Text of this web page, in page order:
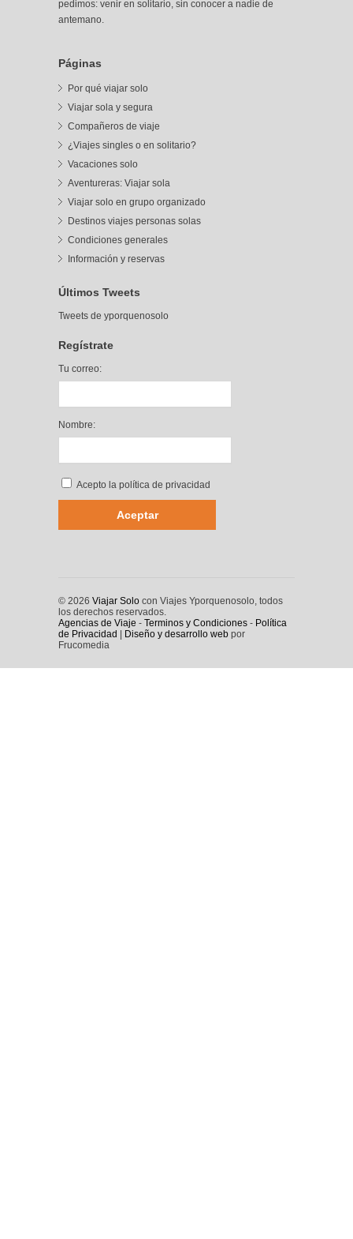
pedimos: venir en solitario, sin conocer a nadie de
antemano.
Páginas
Por qué viajar solo
Viajar sola y segura
Compañeros de viaje
¿Viajes singles o en solitario?
Vacaciones solo
Aventureras: Viajar sola
Viajar solo en grupo organizado
Destinos viajes personas solas
Condiciones generales
Información y reservas
Últimos Tweets
Tweets de yporquenosolo
Regístrate
Tu correo:
Nombre:
Acepto la política de privacidad
© 2026 Viajar Solo con Viajes Yporquenosolo, todos
los derechos reservados.
Agencias de Viaje - Terminos y Condiciones - Política
de Privacidad
Diseño y desarrollo web por
Frucomedia